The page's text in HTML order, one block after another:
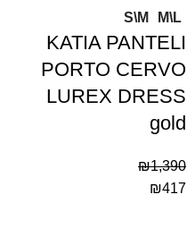
M\L
S\M
KATIA PANTELI
PORTO CERVO
LUREX DRESS
gold
₪1,390
₪417